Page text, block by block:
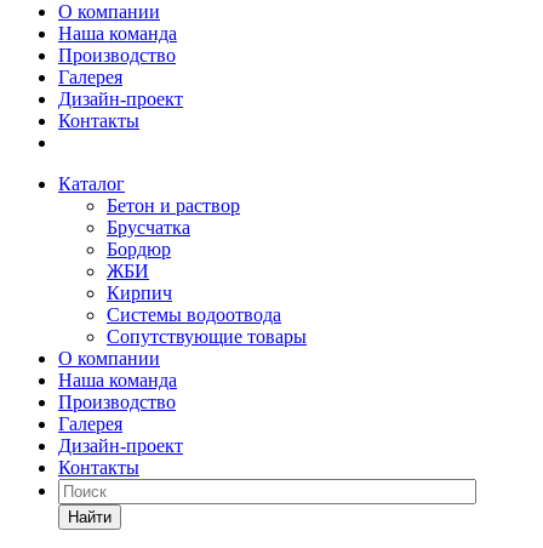
О компании
Наша команда
Производство
Галерея
Дизайн-проект
Контакты
Каталог
Бетон и раствор
Брусчатка
Бордюр
ЖБИ
Кирпич
Системы водоотвода
Сопутствующие товары
О компании
Наша команда
Производство
Галерея
Дизайн-проект
Контакты
Найти